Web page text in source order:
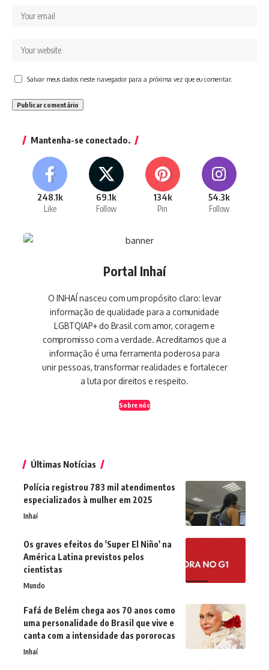
Salvar meus dados neste navegador para a próxima vez que eu comentar.
Mantenha-se conectado.
248.1k
Like
69.1k
Follow
134k
Pin
54.3k
Follow
Portal Inhaí
O INHAÍ nasceu com um propósito claro: levar
informação de qualidade para a comunidade
LGBTQIAP+ do Brasil com amor, coragem e
compromisso com a verdade. Acreditamos que a
informação é uma ferramenta poderosa para
unir pessoas, transformar realidades e fortalecer
a luta por direitos e respeito.
Sobre nós
Últimas Notícias
Polícia registrou 783 mil atendimentos
especializados à mulher em 2025
Inhaí
Os graves efeitos do 'Super El Niño' na
América Latina previstos pelos
cientistas
Mundo
Fafá de Belém chega aos 70 anos como
uma personalidade do Brasil que vive e
canta com a intensidade das pororocas
Inhaí